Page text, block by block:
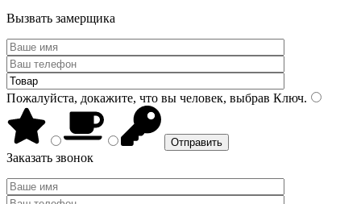
Вызвать замерщика
Пожалуйста, докажите, что вы человек, выбрав Ключ.
Заказать звонок